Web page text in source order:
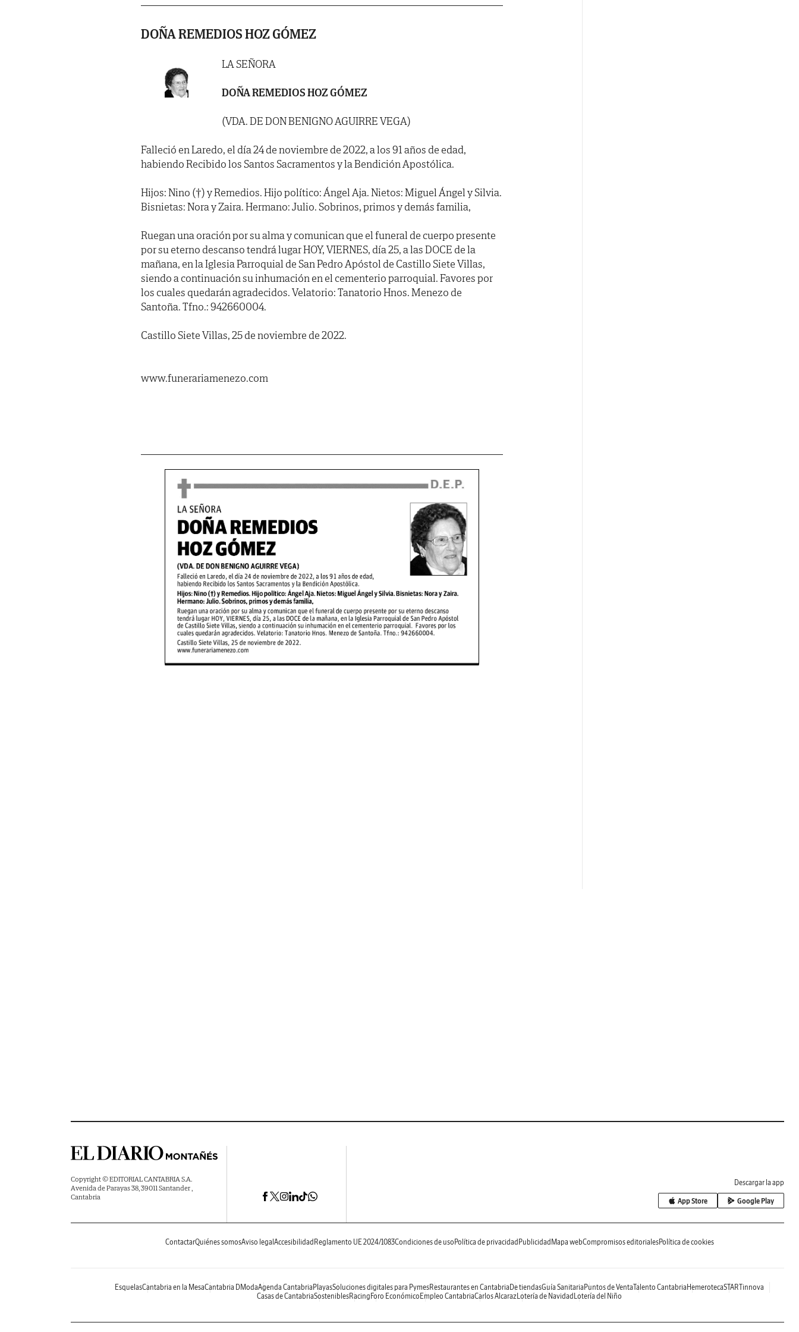
DOÑA REMEDIOS HOZ GÓMEZ
LA SEÑORA
DOÑA REMEDIOS HOZ GÓMEZ
(VDA. DE DON BENIGNO AGUIRRE VEGA)
Falleció en Laredo, el día 24 de noviembre de 2022, a los 91 años de edad,
habiendo Recibido los Santos Sacramentos y la Bendición Apostólica.
Hijos: Nino (†) y Remedios. Hijo político: Ángel Aja. Nietos: Miguel Ángel y Silvia.
Bisnietas: Nora y Zaira. Hermano: Julio. Sobrinos, primos y demás familia,
Ruegan una oración por su alma y comunican que el funeral de cuerpo presente
por su eterno descanso tendrá lugar HOY, VIERNES, día 25, a las DOCE de la
mañana, en la Iglesia Parroquial de San Pedro Apóstol de Castillo Siete Villas,
siendo a continuación su inhumación en el cementerio parroquial. Favores por
los cuales quedarán agradecidos. Velatorio: Tanatorio Hnos. Menezo de
Santoña. Tfno.: 942660004.
Castillo Siete Villas, 25 de noviembre de 2022.
www.funerariamenezo.com
Copyright © EDITORIAL CANTABRIA S.A.
Avenida de Parayas 38, 39011 Santander ,
Cantabria
Descargar la app
App Store Google Play
ContactarQuiénes somosAviso legal Accesibilidad Reglamento UE 2024/1083Condiciones de uso Política de privacidad Publicidad Mapa webCompromisos editorialesPolítica de cookies
EsquelasCantabria en la MesaCantabria DModaAgenda Cantabria PlayasSoluciones digitales para PymesRestaurantes en Cantabria De tiendasGuía Sanitaria Puntos de VentaTalento Cantabria HemerotecaSTARTinnova
Casas de CantabriaSosteniblesRacing Foro Económico Empleo CantabriaCarlos AlcarazLotería de Navidad Lotería del Niño